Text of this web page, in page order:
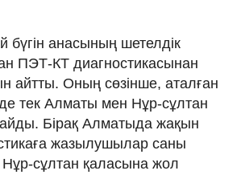
бүгін анасының шетелдік
ПЭТ-КТ диагностикасынан
айтты. Оның сөзінше, аталған
тек Алматы мен Нұр-сұлтан
Бірақ Алматыда жақын
жазылушылар саны
Нұр-сұлтан қаласына жол